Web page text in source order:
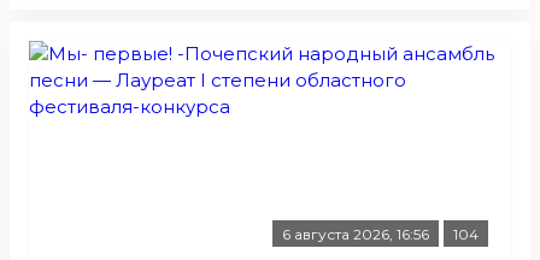
6 августа 2026, 16:56 104